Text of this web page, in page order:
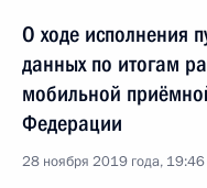
О ходе исполнения
данных по итогам
мобильной
Федерации
28 ноября 2019 года, 19:46